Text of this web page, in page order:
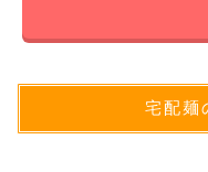
宅配麺